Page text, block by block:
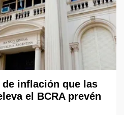
inflación que las
el BCRA prevén